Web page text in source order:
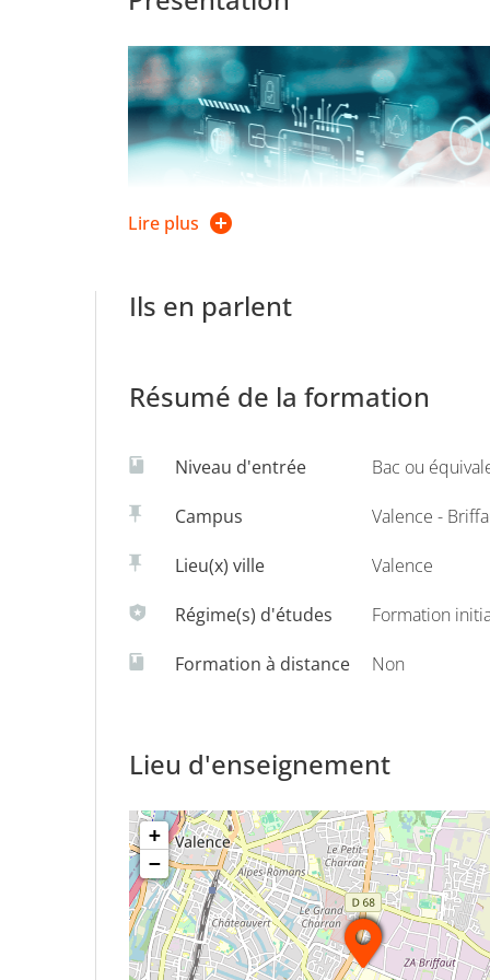
Valence, se situent dans la continuité du
d'abstraction, de rigueur et d'expression écrite
Au second semestre, l'enseignement au
Trois orientationssont proposées :
pour ceux qui veulent poursuivre en
pour ceux qui veulent poursuivre en
Lire plus
Ils en parlent
Résumé de la formation
Niveau d'entrée Bac ou
Campus Valence -
Lieu(x) ville Valence
Régime(s) d'études Formation
Formation à distance Non
Lieu d'enseignement
+
−